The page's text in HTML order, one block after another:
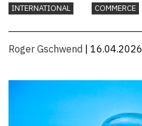
INTERNATIONAL COMMERCE
Roger Gschwend | 16.04.2026